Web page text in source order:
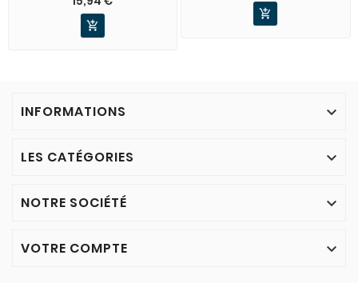


INFORMATIONS 
LES CATÉGORIES 
NOTRE SOCIÉTÉ 
VOTRE COMPTE 